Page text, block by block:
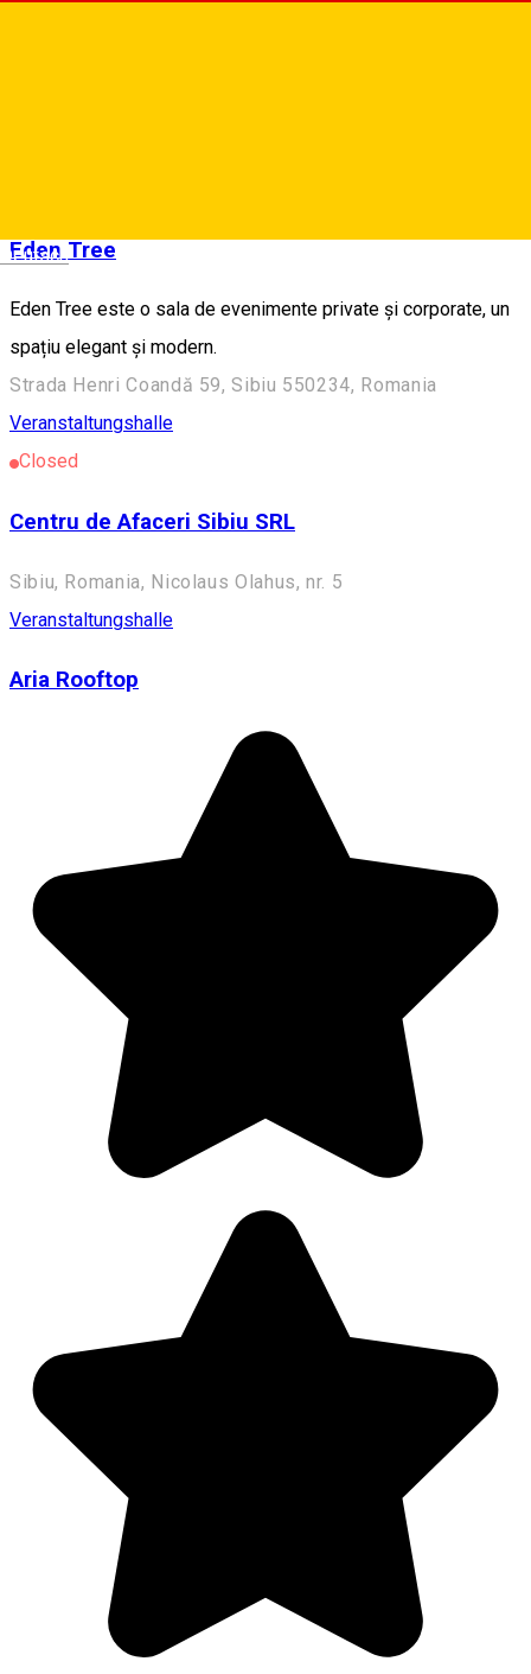
Deutsch
Eden Tree
Eden Tree este o sala de evenimente private și corporate, un
spațiu elegant și modern.
Strada Henri Coandă 59, Sibiu 550234, Romania
Veranstaltungshalle
Closed
Centru de Afaceri Sibiu SRL
Sibiu, Romania, Nicolaus Olahus, nr. 5
Veranstaltungshalle
Aria Rooftop